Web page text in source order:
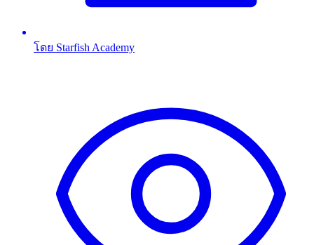
โดย Starfish Academy